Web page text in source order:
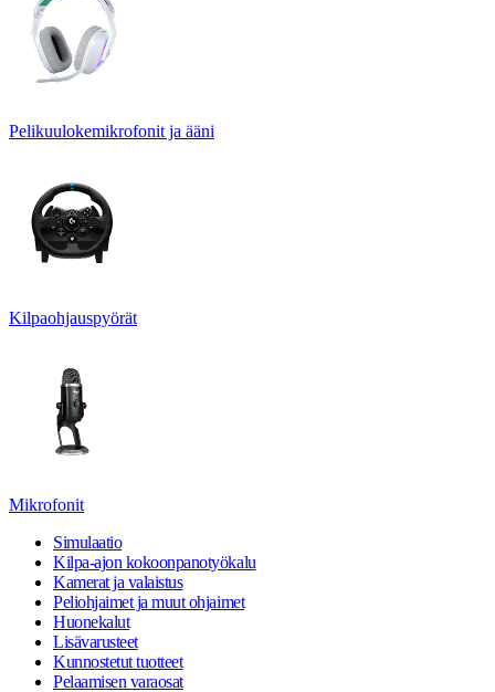
Pelikuulokemikrofonit ja ääni
Kilpaohjauspyörät
Mikrofonit
Simulaatio
Kilpa-ajon kokoonpanotyökalu
Kamerat ja valaistus
Peliohjaimet ja muut ohjaimet
Huonekalut
Lisävarusteet
Kunnostetut tuotteet
Pelaamisen varaosat